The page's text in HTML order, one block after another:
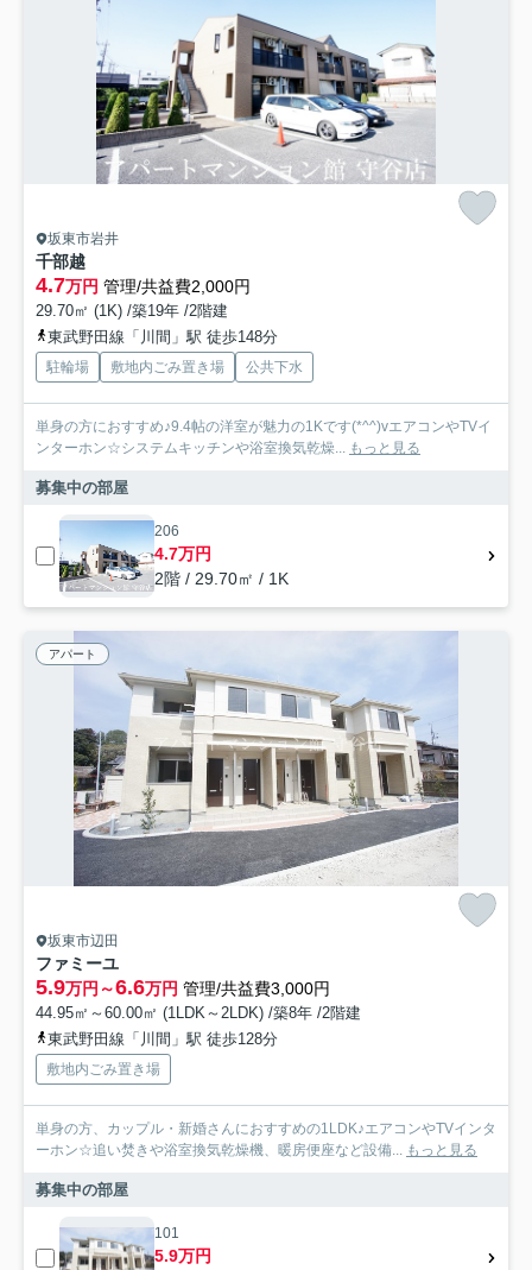
坂東市岩井
千部越
4.7万円 管理/共益費2,000円
29.70㎡ (1K) /築19年 /2階建
東武野田線「川間」駅 徒歩148分
駐輪場 敷地内ごみ置き場 公共下水
単身の方におすすめ♪9.4帖の洋室が魅力の1Kです(*^^)vエアコンやTVイ
ンターホン☆システムキッチンや浴室換気乾燥... もっと見る
募集中の部屋
206
4.7万円
2階 / 29.70㎡ / 1K
アパート
坂東市辺田
ファミーユ
5.9万円～6.6万円 管理/共益費3,000円
44.95㎡～60.00㎡ (1LDK～2LDK) /築8年 /2階建
東武野田線「川間」駅 徒歩128分
敷地内ごみ置き場
単身の方、カップル・新婚さんにおすすめの1LDK♪エアコンやTVインタ
ーホン☆追い焚きや浴室換気乾燥機、暖房便座など設備... もっと見る
募集中の部屋
101
5.9万円